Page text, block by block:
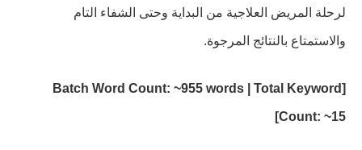
لرحلة المريض العلاجية من البداية وحتى الشفاء التام
والاستمتاع بالنتائج المرجوة.
[Batch Word Count: ~955 words | Total Keyword
Count: ~15]